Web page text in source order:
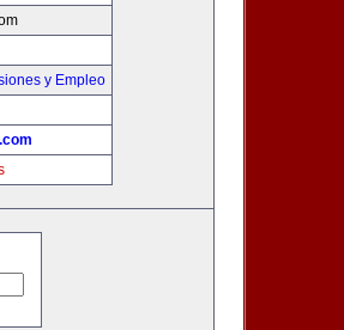
y Empleo